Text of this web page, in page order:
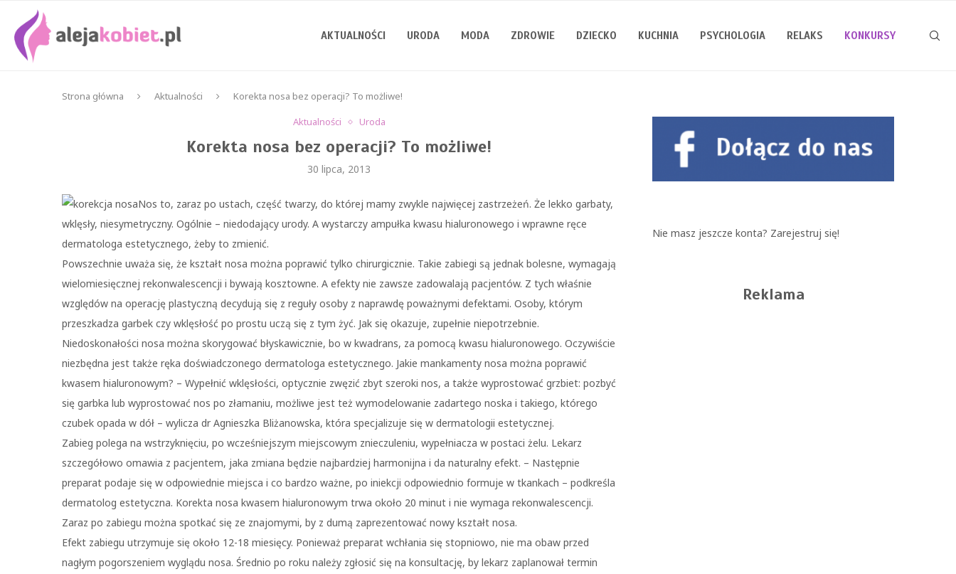
AKTUALNOŚCI URODA MODA ZDROWIE DZIECKO KUCHNIA PSYCHOLOGIA RELAKS KONKURSY
Strona główna Aktualności
Korekta nosa bez operacji? To możliwe!
Aktualności
Uroda
Korekta nosa bez operacji? To możliwe!
30 lipca, 2013
Nos to, zaraz po ustach, część twarzy, do której mamy zwykle najwięcej zastrzeżeń. Że lekko garbaty,
wklęsły, niesymetryczny. Ogólnie – niedodający urody. A wystarczy ampułka kwasu hialuronowego i wprawne ręce
dermatologa estetycznego, żeby to zmienić.
Powszechnie uważa się, że kształt nosa można poprawić tylko chirurgicznie. Takie zabiegi są jednak bolesne, wymagają
wielomiesięcznej rekonwalescencji i bywają kosztowne. A efekty nie zawsze zadowalają pacjentów. Z tych właśnie
względów na operację plastyczną decydują się z reguły osoby z naprawdę poważnymi defektami. Osoby, którym
przeszkadza garbek czy wklęsłość po prostu uczą się z tym żyć. Jak się okazuje, zupełnie niepotrzebnie.
Niedoskonałości nosa można skorygować błyskawicznie, bo w kwadrans, za pomocą kwasu hialuronowego. Oczywiście
niezbędna jest także ręka doświadczonego dermatologa estetycznego. Jakie mankamenty nosa można poprawić
kwasem hialuronowym? – Wypełnić wklęsłości, optycznie zwęzić zbyt szeroki nos, a także wyprostować grzbiet: pozbyć
się garbka lub wyprostować nos po złamaniu, możliwe jest też wymodelowanie zadartego noska i takiego, którego
czubek opada w dół – wylicza dr Agnieszka Bliżanowska, która specjalizuje się w dermatologii estetycznej.
Zabieg polega na wstrzyknięciu, po wcześniejszym miejscowym znieczuleniu, wypełniacza w postaci żelu. Lekarz
szczegółowo omawia z pacjentem, jaka zmiana będzie najbardziej harmonijna i da naturalny efekt. – Następnie
preparat podaje się w odpowiednie miejsca i co bardzo ważne, po iniekcji odpowiednio formuje w tkankach – podkreśla
dermatolog estetyczna. Korekta nosa kwasem hialuronowym trwa około 20 minut i nie wymaga rekonwalescencji.
Zaraz po zabiegu można spotkać się ze znajomymi, by z dumą zaprezentować nowy kształt nosa.
Efekt zabiegu utrzymuje się około 12-18 miesięcy. Ponieważ preparat wchłania się stopniowo, nie ma obaw przed
nagłym pogorszeniem wyglądu nosa. Średnio po roku należy zgłosić się na konsultację, by lekarz zaplanował termin
Nie masz jeszcze konta? Zarejestruj się!
Reklama